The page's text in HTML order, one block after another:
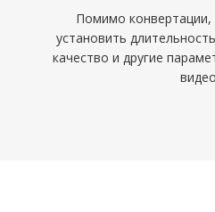
Помимо
установить
качество и другие